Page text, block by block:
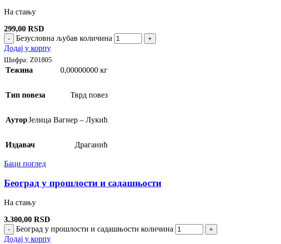
На стању
299,00 RSD
- Безусловна љубав количина +
Додај у корпу
Шифра: Z01805
Тежина 0,00000000 кг
Тип повеза Тврд повез
АуторЈелица Вагнер – Лукић
Издавач Драганић
Баци поглед
Београд у прошлости и садашњости
На стању
3.300,00 RSD
- Београд у прошлости и садашњости количина +
Додај у корпу